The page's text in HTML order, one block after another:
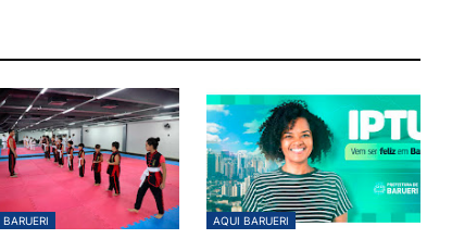
AQUI BARUERI